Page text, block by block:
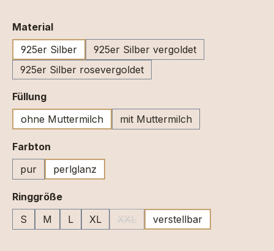
Materialauswählen
925er Silber
925er Silber vergoldet
925er Silber rosevergoldet
Füllungauswählen
ohne Muttermilch
mit Muttermilch
Farbton
pur
perlglanz
Ringgrößeauswählen
S
M L XL XXL
(Diese Option ist zurzeit nicht
verstellbar